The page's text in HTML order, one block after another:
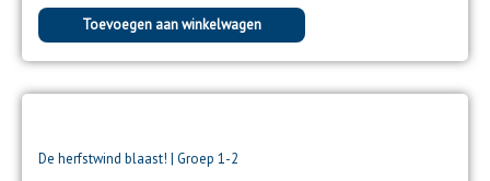
Toevoegen aan winkelwagen
De herfstwind blaast! | Groep 1-2